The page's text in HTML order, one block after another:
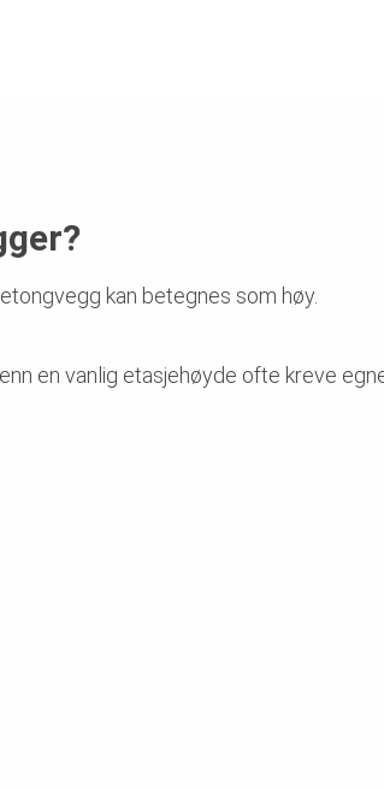
kan betegnes som høy.
en vanlig etasjehøyde ofte kreve